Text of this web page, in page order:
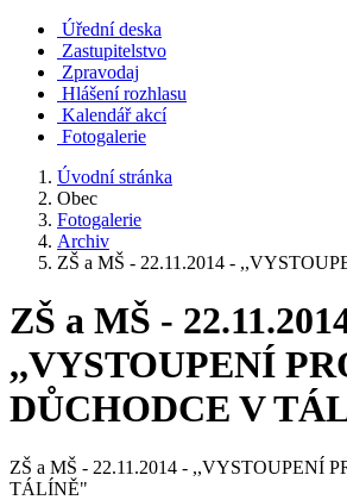
Úřední deska
Zastupitelstvo
Zpravodaj
Hlášení rozhlasu
Kalendář akcí
Fotogalerie
Úvodní stránka
Obec
Fotogalerie
Archiv
ZŠ a MŠ - 22.11.2014 -
ZŠ a MŠ -
,,VYSTOUPENÍ
DŮCHODCE V
ZŠ a MŠ - 22.11.2014 - ,,VYSTOUPENÍ
TÁLÍNĚ"